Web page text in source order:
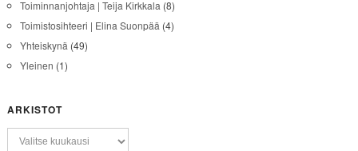
Toiminnanjohtaja | Teija Kirkkala (8)
Toimistosihteeri | Elina Suonpää (4)
Yhteiskynä (49)
Yleinen (1)
ARKISTOT